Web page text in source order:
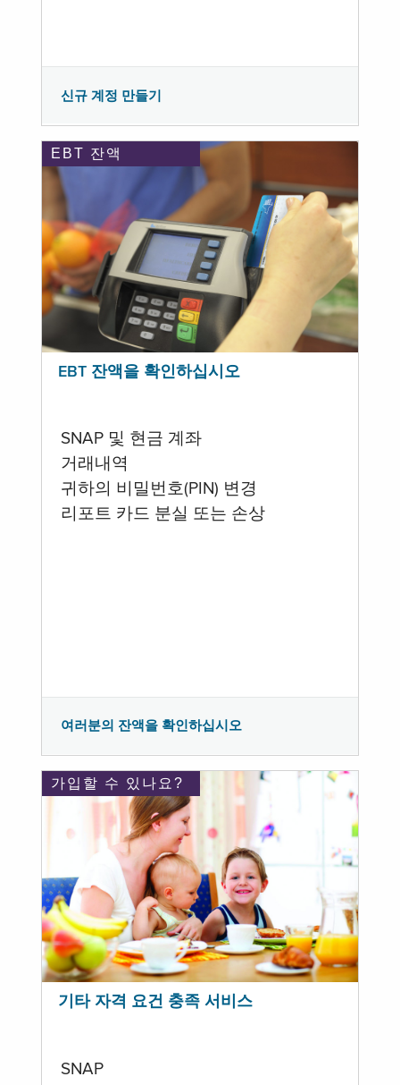
신규 계정 만들기
EBT 잔액
EBT 잔액을 확인하십시오
SNAP 및 현금 계좌
거래내역
귀하의 비밀번호(PIN) 변경
리포트 카드 분실 또는 손상
여러분의 잔액을 확인하십시오
가입할 수 있나요?
기타 자격 요건 충족 서비스
SNAP